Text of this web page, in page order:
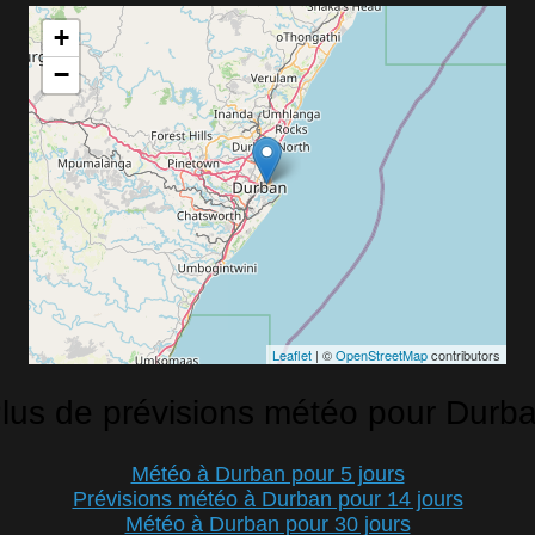
+
−
Leaflet | ©OpenStreetMapcontributors
de prévisions météo pour
Météo à Durban pour 5 jours
Prévisions météo à Durban pour 14 jours
Météo à Durban pour 30 jours